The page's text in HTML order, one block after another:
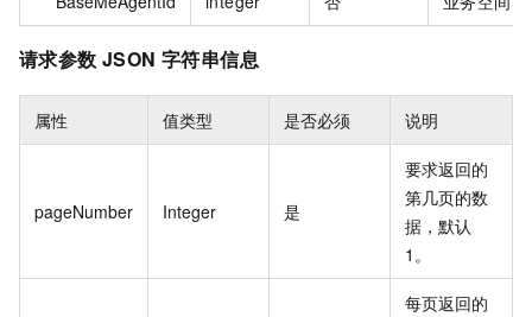
请求参数 JSON 字符串信息
属性 值类型 是否必须 说明
pageNumber Integer 是
要求返回的
第几页的数
据，默认
1。
每页返回的